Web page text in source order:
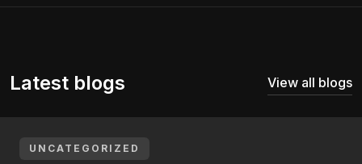
Latest blogs View all blogs
UNCATEGORIZED